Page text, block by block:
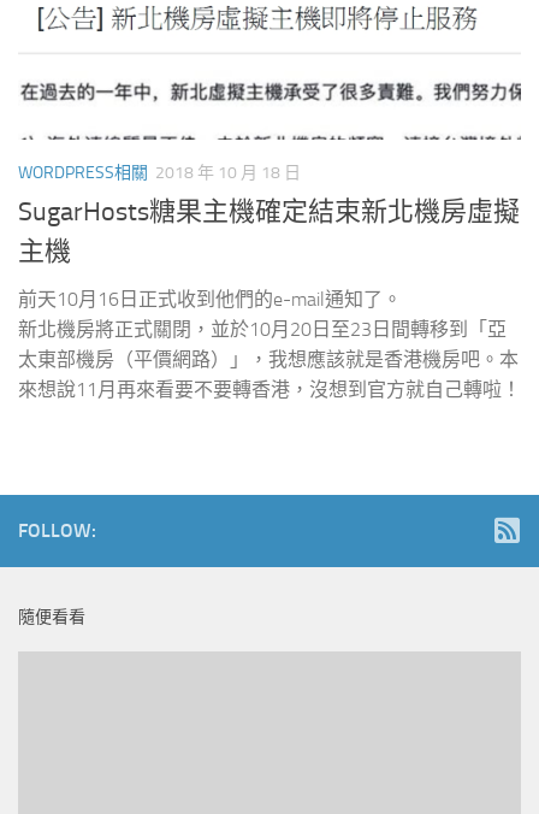
WORDPRESS相關 2018 年 10 月 18 日
SugarHosts糖果主機確定結束新北機房虛擬
主機
前天10月16日正式收到他們的e-mail通知了。
新北機房將正式關閉，並於10月20日至23日間轉移到「亞
太東部機房（平價網路）」，我想應該就是香港機房吧。本
來想說11月再來看要不要轉香港，沒想到官方就自己轉啦！
FOLLOW:
隨便看看